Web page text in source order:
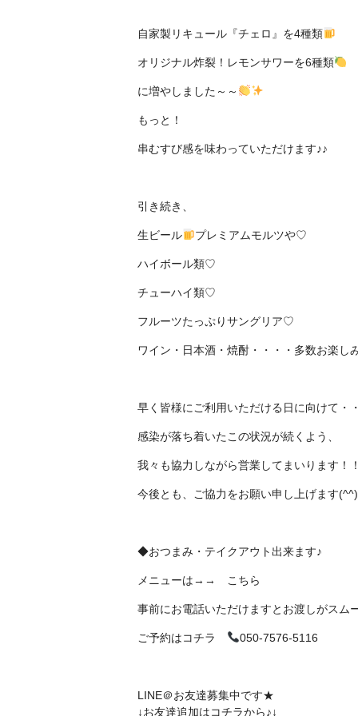
自家製リキュール『チェロ』を4種類
オリジナル炸裂！レモンサワーを6種類
に増やしました～～
もっと！
串むすび感を味わっていただけます♪♪
引き続き、
生ビール プレミアムモルツや♡
ハイボール類♡
チューハイ類♡
フルーツたっぷりサングリア♡
ワイン・日本酒・焼酎・・・・多数お楽し
早く皆様にご利用いただける日に向けて・・
感染が落ち着いたこの状況が続くよう、
我々も協力しながら営業してまいります！！
今後とも、ご協力をお願い申し上げます
◆おつまみ・テイクアウト出来ます♪
メニューは→→ こちら
事前にお電話いただけますとお渡しがスム
ご予約はコチラ 050-7576-5116
LINE＠お友達募集中です★
↓お友達追加はコチラから♪↓